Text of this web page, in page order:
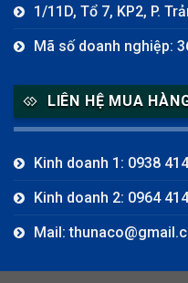
1/11D, Tổ 7, KP2, P.
Mã số doanh nghiệp:
LIÊN HỆ MUA
Kinh doanh 1: 0938
Kinh doanh 2: 0964
Mail: